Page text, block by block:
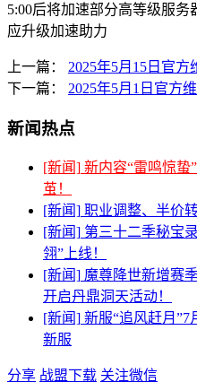
5:00后将加速部分高等级服
应升级加速助力
上一篇：
2025年5月15日官方
下一篇：
2025年5月1日官方
新闻热点
[新闻] 新内容“雷鸣惊蛰
茧！
[新闻] 职业调整、半价
[新闻] 第三十二季秘宝
翎”上线！
[新闻] 魔尊降世新增赛
开启丹鼎洞天活动！
[新闻] 新服“追风赶月”7
新服
分享 战盟下载 关注微信